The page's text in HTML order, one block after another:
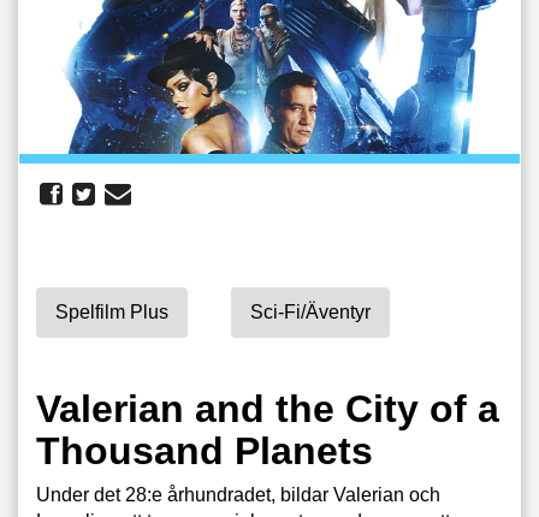
Spelfilm Plus Sci-Fi/äventyr
Valerian and the City of a
Thousand Planets
Under det 28:e århundradet, bildar Valerian och